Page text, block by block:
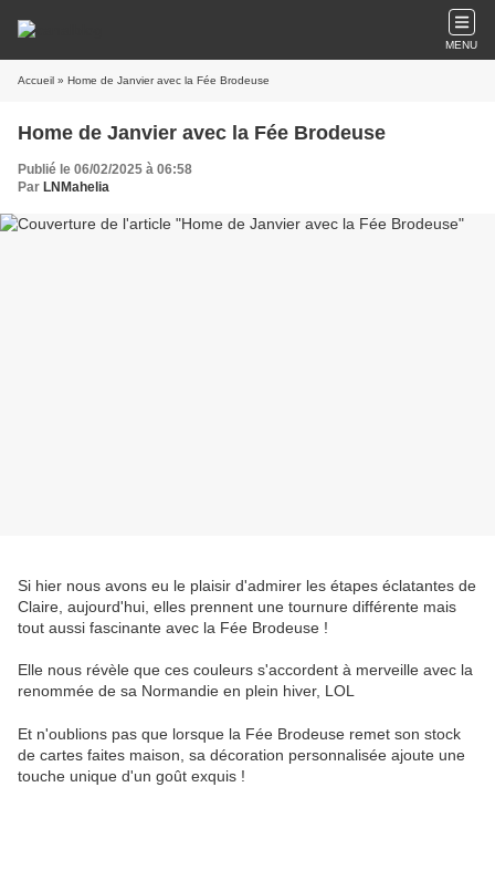
MENU
Accueil » Home de Janvier avec la Fée Brodeuse
Home de Janvier avec la Fée Brodeuse
Publié le 06/02/2025 à 06:58
Par LNMahelia
Si hier nous avons eu le plaisir d'admirer les étapes éclatantes de
Claire, aujourd'hui, elles prennent une tournure différente mais
tout aussi fascinante avec la Fée Brodeuse !
Elle nous révèle que ces couleurs s'accordent à merveille avec la
renommée de sa Normandie en plein hiver, LOL
Et n'oublions pas que lorsque la Fée Brodeuse remet son stock
de cartes faites maison, sa décoration personnalisée ajoute une
touche unique d'un goût exquis !